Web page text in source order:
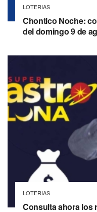
LOTERIAS
Chontico Noche:
del domingo 9 de
LOTERIAS
Consulta ahora los